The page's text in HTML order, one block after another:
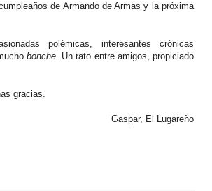
de Armando de Armas y la próxima
polémicas, interesantes crónicas
bonche. Un rato entre amigos, propiciado
gracias.
Gaspar, El Lugareño